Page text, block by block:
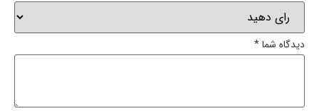
دیدگاه شما*